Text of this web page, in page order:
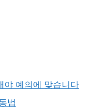
야 예의에 맞습니다
법